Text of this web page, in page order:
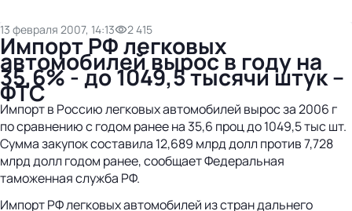
13 февраля 2007, 14:13 2 415
Импорт РФ легковых
автомобилей вырос в году на
35,6% - до 1049,5 тысячи штук –
ФТС
Импорт в Россию легковых автомобилей вырос за 2006 г
по сравнению с годом ранее на 35,6 проц до 1049,5 тыс шт.
Сумма закупок составила 12,689 млрд долл против 7,728
млрд долл годом ранее, сообщает Федеральная
таможенная служба РФ.
Импорт РФ легковых автомобилей из стран дальнего